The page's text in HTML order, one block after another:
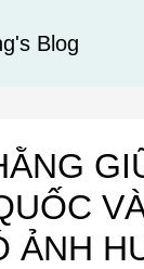
Blog
ẢNH